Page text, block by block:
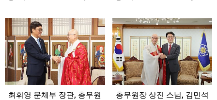
최휘영 문체부 장관, 총무원
총무원장 상진 스님, 김민석